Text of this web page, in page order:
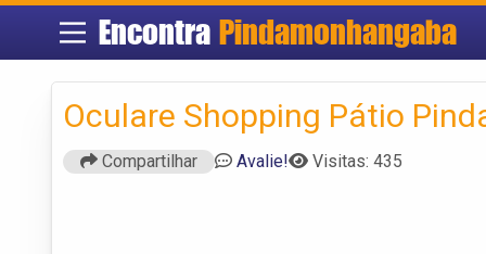
Encontra Pindamonhangaba
Oculare Shopping Pátio
Compartilhar Avalie! Visitas: 435